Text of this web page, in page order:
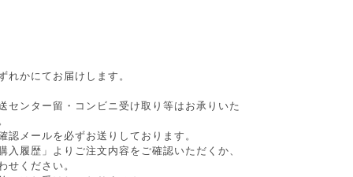
れかにてお届けします。
センター留・コンビニ受け取り等はお承りいた
メールを必ずお送りしております。
履歴」よりご注文内容をご確認いただくか、
せください。